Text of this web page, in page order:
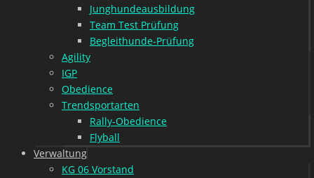
Junghundeausbildung
Team Test Prüfung
Begleithunde-Prüfung
Agility
IGP
Obedience
Trendsportarten
Rally-Obedience
Flyball
Verwaltung
KG 06 Vorstand